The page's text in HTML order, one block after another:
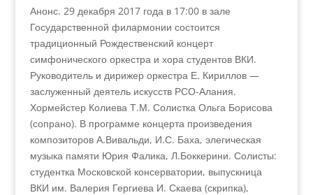
Анонс. 29 декабря 2017 года в 17:00 в зале
Государственной филармонии состоится
традиционный Рождественский концерт
симфонического оркестра и хора студентов ВКИ.
Руководитель и дирижер оркестра Е. Кириллов —
заслуженный деятель искусств РСО-Алания.
Хормейстер Колиева Т.М. Солистка Ольга Борисова
(сопрано). В программе концерта произведения
композиторов А.Вивальди, И.С. Баха, элегическая
музыка памяти Юрия Фалика, Л.Боккерини. Солисты:
студентка Московской консерватории, выпускница
ВКИ им. Валерия Гергиева И. Скаева (скрипка),